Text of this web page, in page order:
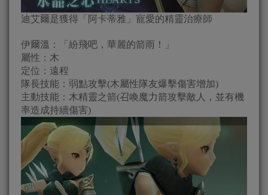
迪艾爾是獲得「阿卡蒂雅」寵愛的精靈治療師
伊爾溫：「紛飛吧，華麗的箭雨！」
屬性：木
定位：遠程
隊長技能：弱點攻擊(木屬性隊友爆擊傷害增加)
主動技能：木精靈之箭(召喚魔力箭攻擊敵人，並有機
率造成持續傷害)